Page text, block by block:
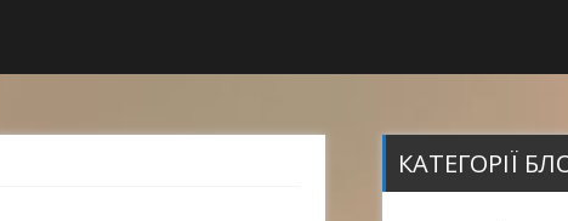
КАТЕГОРІЇ